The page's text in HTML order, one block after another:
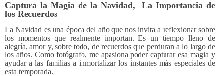
Captura la Magia de la Navidad, La Importancia de
los Recuerdos
La Navidad es una época del año que nos invita a reflexionar sobre
los momentos que realmente importan. Es un tiempo lleno de
alegría, amor y, sobre todo, de recuerdos que perduran a lo largo de
los años. Como fotógrafo, me apasiona poder capturar esa magia y
ayudar a las familias a inmortalizar los instantes más especiales de
esta temporada.